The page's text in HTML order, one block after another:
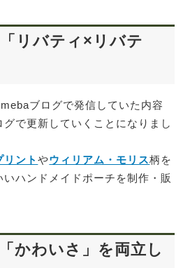
リバティ×リバテ
ブログで発信していた内容
で更新していくことになりまし
リントやウィリアム・モリス柄を
ハンドメイドポーチを制作・販
かわいさ」を両立し